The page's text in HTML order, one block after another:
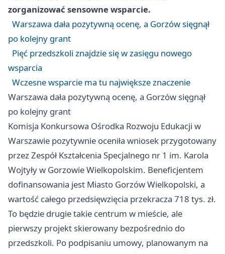
zorganizować sensowne wsparcie.
Warszawa dała pozytywną ocenę, a Gorzów sięgnął
po kolejny grant
Pięć przedszkoli znajdzie się w zasięgu nowego
wsparcia
Wczesne wsparcie ma tu największe znaczenie
Warszawa dała pozytywną ocenę, a Gorzów sięgnął
po kolejny grant
Komisja Konkursowa Ośrodka Rozwoju Edukacji w
Warszawie pozytywnie oceniła wniosek przygotowany
przez Zespół Kształcenia Specjalnego nr 1 im. Karola
Wojtyły w Gorzowie Wielkopolskim. Beneficjentem
dofinansowania jest Miasto Gorzów Wielkopolski, a
wartość całego przedsięwzięcia przekracza 718 tys. zł.
To będzie drugie takie centrum w mieście, ale
pierwszy projekt skierowany bezpośrednio do
przedszkoli. Po podpisaniu umowy, planowanym na